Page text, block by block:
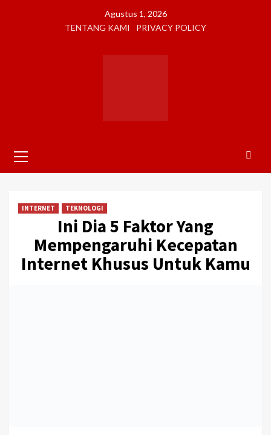
Agustus 1, 2026
TENTANG KAMI
PRIVACY POLICY
Menu
INTERNET TEKNOLOGI
Ini Dia 5 Faktor Yang
Mempengaruhi Kecepatan
Internet Khusus Untuk Kamu